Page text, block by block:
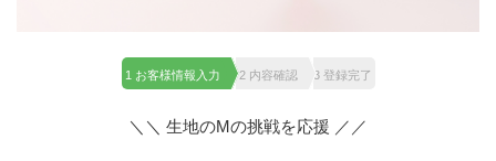
1 お客様情報入力 2 内容確認 3 登録完了
＼＼ 生地のMの挑戦を応援 ／／